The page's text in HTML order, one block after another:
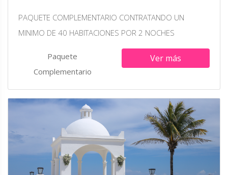
PAQUETE COMPLEMENTARIO CONTRATANDO UN
MINIMO DE 40 HABITACIONES POR 2 NOCHES
Paquete
Complementario
Ver más